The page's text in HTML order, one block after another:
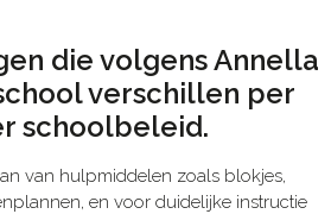
die volgens Annella
verschillen per
schoolbeleid.
van hulpmiddelen zoals blokjes,
en voor duidelijke instructie